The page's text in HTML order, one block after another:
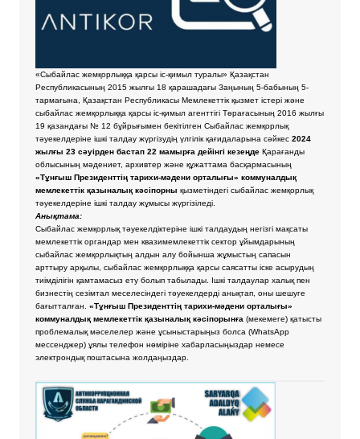
«Сыбайлас жемқорлыққа қарсы іс-қимыл туралы» Қазақстан
Республикасының 2015 жылғы 18 қарашадағы Заңының 5-бабының 5-
тармағына, Қазақстан Республикасы Мемлекеттік қызмет істері және
сыбайлас жемқорлыққа қарсы іс-қимыл агенттігі Төрағасының 2016 жылғы
19 қазандағы № 12 бұйрығымен бекітілген Сыбайлас жемқорлық
тәуекелдеріне ішкі талдау жүргізудің үлгілік қағидаларына сәйкес2024
жылғы 23 сәуірден бастап 22 мамырға дейінгі кезеңде Қарағанды
облысының мәдениет, архивтер және құжаттама басқармасының
«Тұнғыш Президенттің тарихи-мәдени орталығы» коммуналдық
мемлекеттік қазыналық кәсіпорны қызметіндегі сыбайлас жемқорлық
тәуекелдеріне ішкі талдау жұмысы жүргізіледі.
Анықтама:
Сыбайлас жемқорлық тәуекелдіктеріне ішкі талдаудың негізгі мақсаты
мемлекеттік органдар мен квазимемлекеттік сектор ұйымдарының
сыбайлас жемқорлықтың алдын алу бойынша жұмыстың сапасын
арттыру арқылы, сыбайлас жемқорлыққа қарсы саясатты іске асырудың
тиімділігін қамтамасыз ету болып табылады. Ішкі талдаулар халық пен
бизнестің сезімтал меселесіндегі тәуекелдерді анықтап, оны шешуге
бағытталған. «Тұнғыш Президенттің тарихи-мәдени орталығы»
коммуналдық мемлекеттік қазыналық кәсіпорынға(мекемеге) қатысты
проблемалық мәселелер және ұсыныстарыңыз болса (WhatsApp
мессенджер) ұялы телефон нөміріне хабарласыңыздар немесе
электрондық поштасына жолдаңыздар.